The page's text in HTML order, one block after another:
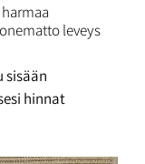
leveys
sisään
hinnat